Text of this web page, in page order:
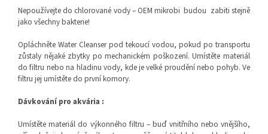
Nepoužívejte do chlorované vody – OEM mikrobi budou zabiti stejně
jako všechny bakterie!
Opláchněte Water Cleanser pod tekoucí vodou, pokud po transportu
zůstaly nějaké zbytky po mechanickém poškození. Umístěte materiál
do filtru nebo na hladinu vody, kde je velké proudění nebo pohyb. Ve
filtru jej umístěte do první komory.
Dávkování pro akvária :
Umístěte materiál do výkonného filtru – buď vnitřního nebo vnějšího,